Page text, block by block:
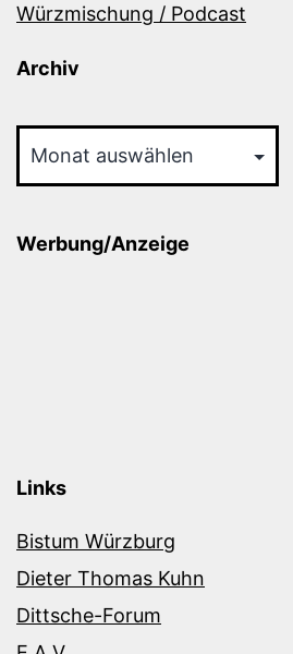
Würzmischung / Podcast
Archiv
Werbung/Anzeige
Links
Bistum Würzburg
Dieter Thomas Kuhn
Dittsche-Forum